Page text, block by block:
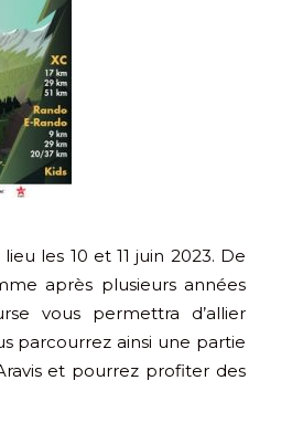
les 10 et 11 juin 2023. De
après plusieurs années
vous permettra d’allier
parcourrez ainsi une partie
et pourrez profiter des